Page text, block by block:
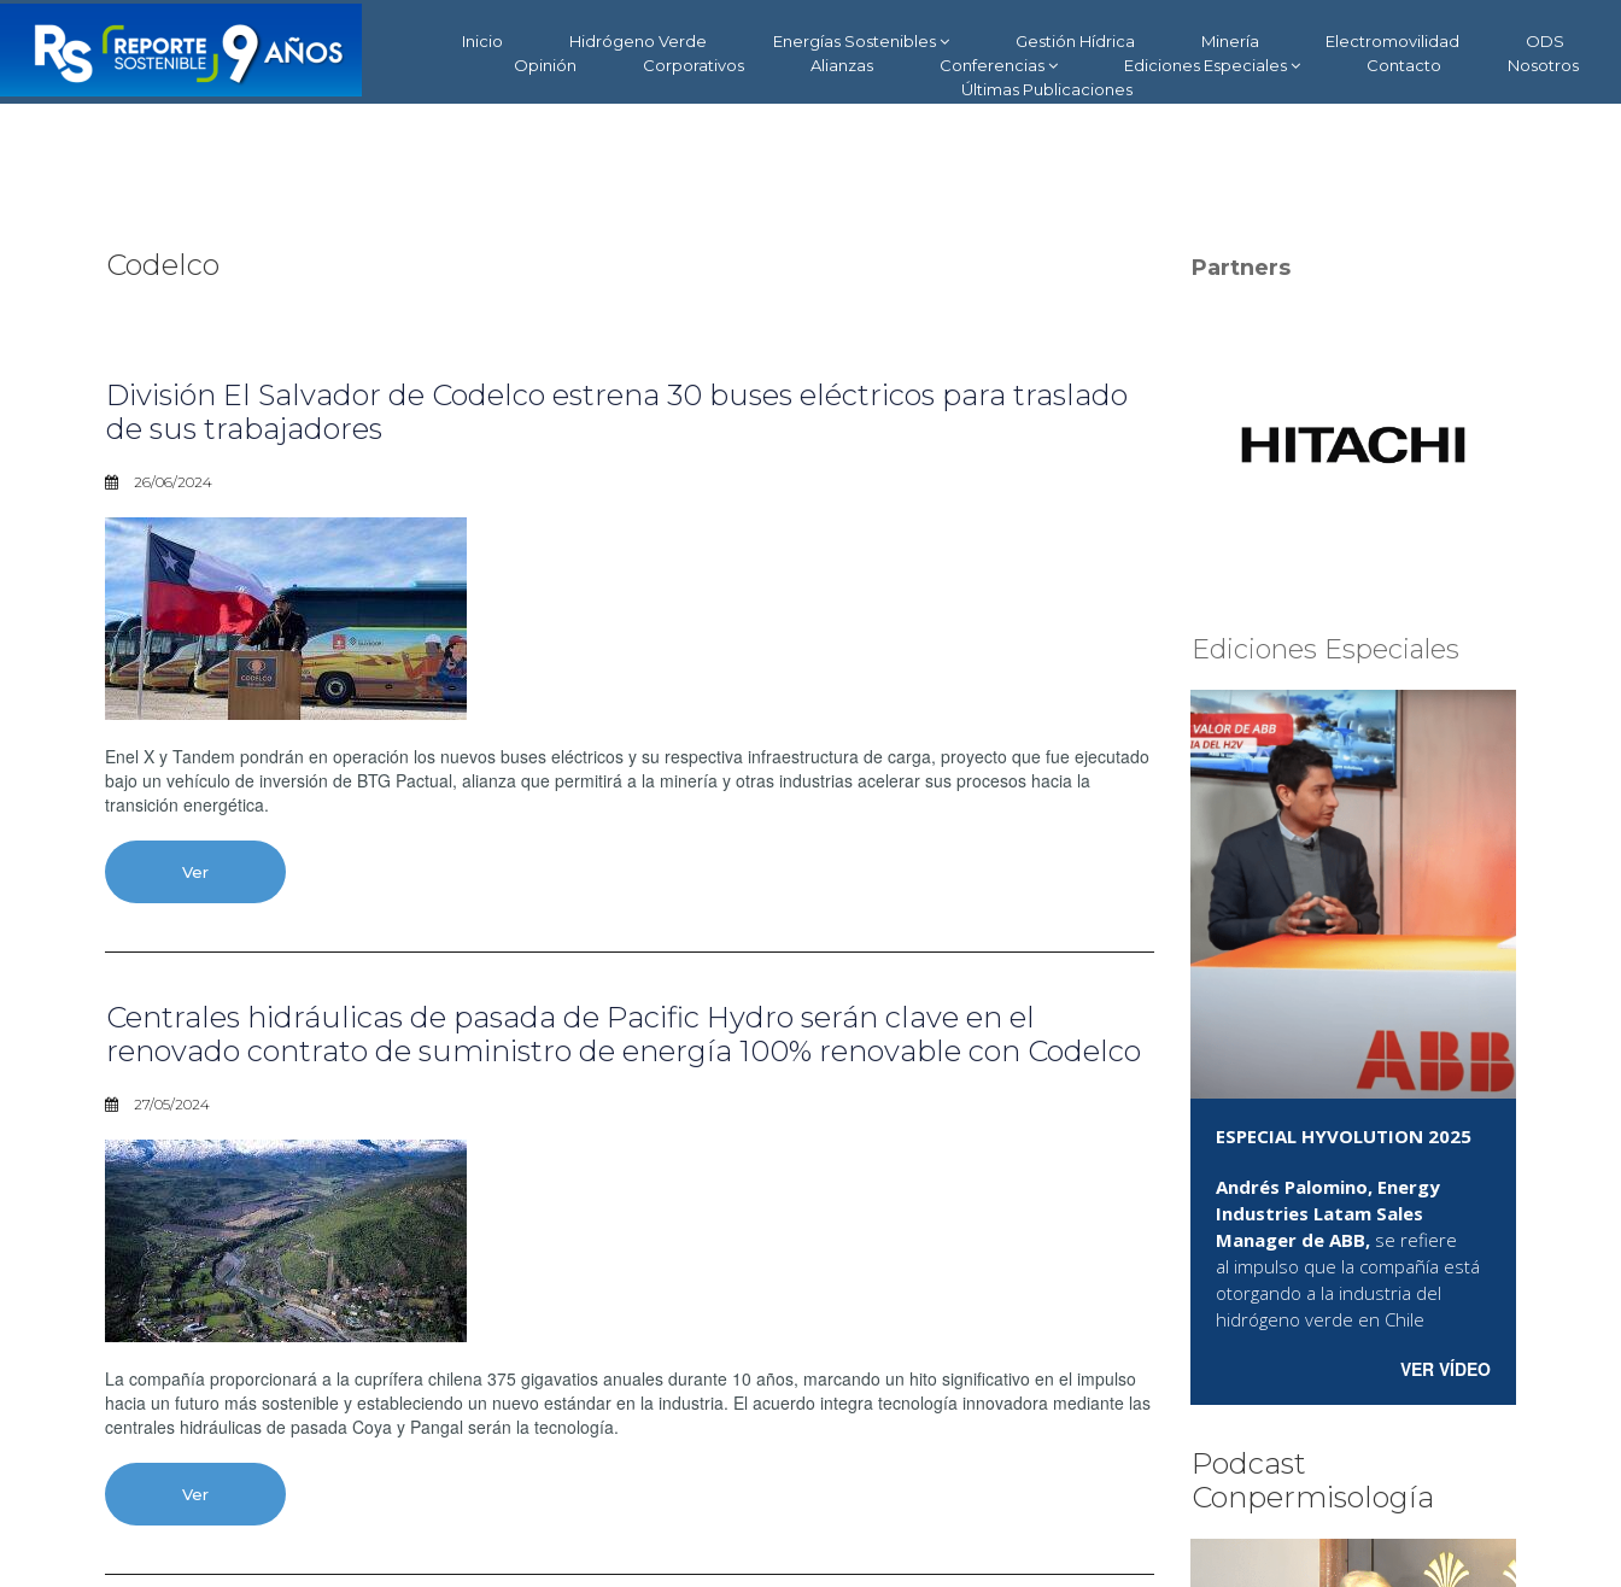
Inicio Hidrógeno Verde Energías Sostenibles Gestión Hídrica Minería Electromovilidad
ODS
Opinión
Corporativos Alianzas Conferencias Ediciones Especiales Contacto
Nosotros
Últimas Publicaciones
Codelco
División El Salvador de Codelco estrena 30 buses eléctricos para traslado
de sus trabajadores
26/06/2024
Enel X y Tandem pondrán en operación los nuevos buses eléctricos y su respectiva infraestructura de carga, proyecto que fue ejecutado
bajo un vehículo de inversión de BTG Pactual, alianza que permitirá a la minería y otras industrias acelerar sus procesos hacia la
transición energética.
Ver
Centrales hidráulicas de pasada de Pacific Hydro serán clave en el
renovado contrato de suministro de energía 100% renovable con Codelco
27/05/2024
La compañía proporcionará a la cuprífera chilena 375 gigavatios anuales durante 10 años, marcando un hito significativo en el impulso
hacia un futuro más sostenible y estableciendo un nuevo estándar en la industria. El acuerdo integra tecnología innovadora mediante las
centrales hidráulicas de pasada Coya y Pangal serán la tecnología.
Ver
Partners
Ediciones Especiales
ESPECIAL HYVOLUTION 2025
Andrés Palomino, Energy
Industries Latam Sales
Manager de ABB, se refiere
al impulso que la compañía está
otorgando a la industria del
hidrógeno verde en Chile
VER VÍDEO
Podcast
Conpermisología